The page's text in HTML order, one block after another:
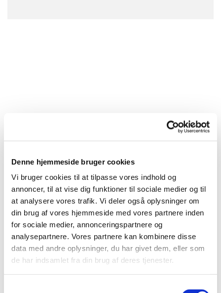
Denne hjemmeside bruger cookies
Vi bruger cookies til at tilpasse vores indhold og
annoncer, til at vise dig funktioner til sociale medier og til
at analysere vores trafik. Vi deler også oplysninger om
din brug af vores hjemmeside med vores partnere inden
for sociale medier, annonceringspartnere og
analysepartnere. Vores partnere kan kombinere disse
data med andre oplysninger, du har givet dem, eller som
de har indsamlet fra din brug af deres tjenester.
Du vil måske også kunne lide...